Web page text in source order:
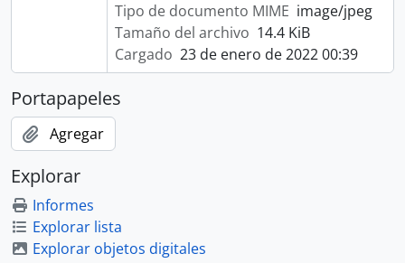
Tipo de documento MIME image/jpeg
Tamaño del archivo 14.4 KiB
Cargado 23 de enero de 2022 00:39
Portapapeles
Agregar
Explorar
Informes
Explorar lista
Explorar objetos digitales